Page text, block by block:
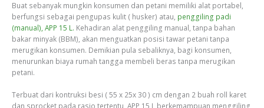
Buat sebanyak mungkin konsumen dan petani memiliki alat portabel,
berfungsi sebagai pengupas kulit ( husker) atau, penggiling padi
(manual), APP 15 L. Kehadiran alat penggiling manual, tanpa bahan
bakar minyak (BBM), akan menguatkan posisi tawar petani tanpa
merugikan konsumen. Demikian pula sebaliknya, bagi konsumen,
menurunkan biaya rumah tangga membeli beras tanpa merugikan
petani.
Terbuat dari kontruksi besi ( 55 x 25x 30 ) cm dengan 2 buah roll karet
dan sprocket pada rasio tertentu, APP 15 L berkemampuan menggiling